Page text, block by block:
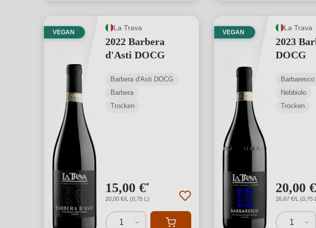
VEGAN
La Trava
2022 Barbera
d'Asti DOCG
Barbera d'Asti DOCG
Barbera
Trocken
15,00 €*
20,00 €/L (0,75 L)
1
VEGAN
La Trava
2023
DOCG
Nebbiolo
Trocken
20,00 €
26,67 €/L (0,75
1